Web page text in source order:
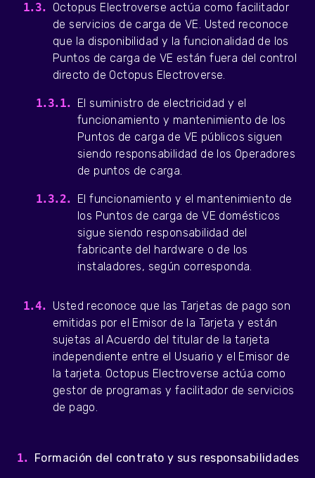
Octopus Electroverse actúa como facilitador
de servicios de carga de VE. Usted reconoce
que la disponibilidad y la funcionalidad de los
Puntos de carga de VE están fuera del control
directo de Octopus Electroverse.
El suministro de electricidad y el
funcionamiento y mantenimiento de los
Puntos de carga de VE públicos siguen
siendo responsabilidad de los Operadores
de puntos de carga.
El funcionamiento y el mantenimiento de
los Puntos de carga de VE domésticos
sigue siendo responsabilidad del
fabricante del hardware o de los
instaladores, según corresponda.
Usted reconoce que las Tarjetas de pago son
emitidas por el Emisor de la Tarjeta y están
sujetas al Acuerdo del titular de la tarjeta
independiente entre el Usuario y el Emisor de
la tarjeta. Octopus Electroverse actúa como
gestor de programas y facilitador de servicios
de pago.
Formación del contrato y sus responsabilidades